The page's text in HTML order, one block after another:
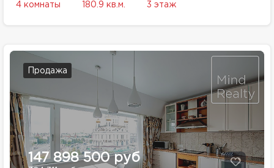
4 комнаты 180.9 кв.м. 3 этаж
Продажа
147 898 500 руб